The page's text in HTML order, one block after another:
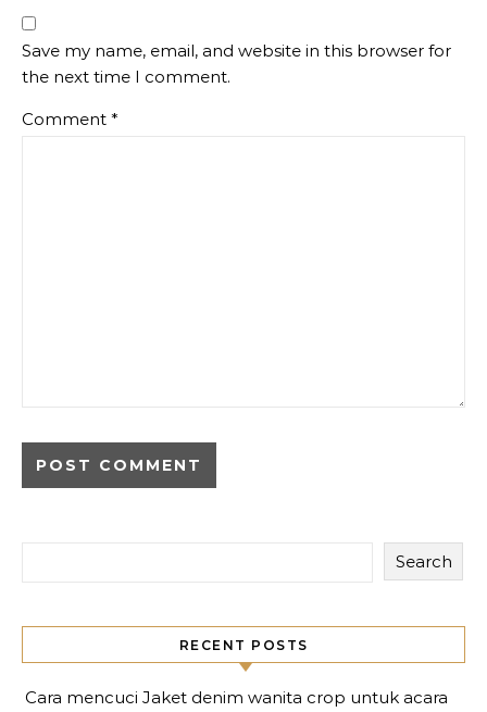
Save my name, email, and website in this browser for
the next time I comment.
Comment *
Search
RECENT POSTS
Cara mencuci Jaket denim wanita crop untuk acara